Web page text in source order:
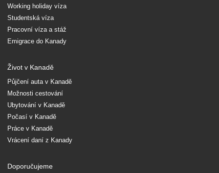
Working holiday víza
Studentská víza
Pracovní víza a stáž
Emigrace do Kanady
Život v Kanadě
Půjčení auta v Kanadě
Možnosti cestování
Ubytování v Kanadě
Počasí v Kanadě
Práce v Kanadě
Vrácení daní z Kanady
Doporučujeme